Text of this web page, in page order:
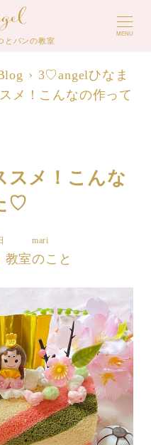
とパンの教室
MENU
3♡angelひなま
メ！こんなの作って
スメ！こんな
♡
者
mari
ゴリー
教室のこと